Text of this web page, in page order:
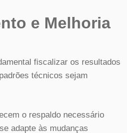
e Melhoria
fiscalizar os resultados
técnicos sejam
o respaldo necessário
adapte às mudanças